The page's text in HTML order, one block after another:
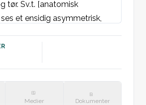
tør. Sv.t. [anatomisk
et ensidig asymmetrisk,
med/uden bullae.
emfysem.
Medier Dokumenter